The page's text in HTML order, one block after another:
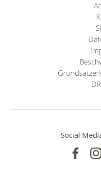
Social